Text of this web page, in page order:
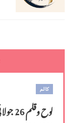
کالم
لوح وقلم 26 جولائی 2026